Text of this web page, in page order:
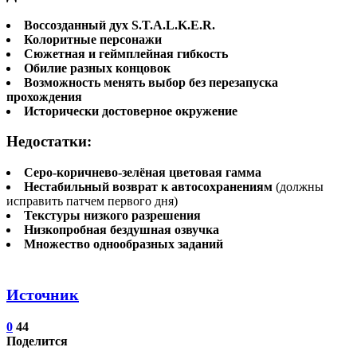
Воссозданный дух S.T.A.L.K.E.R.
Колоритные персонажи
Сюжетная и геймплейная гибкость
Обилие разных концовок
Возможность менять выбор без перезапуска
прохождения
Исторически достоверное окружение
Недостатки:
Серо-коричнево-зелёная цветовая гамма
Нестабильный возврат к автосохранениям (должны
исправить патчем первого дня)
Текстуры низкого разрешения
Низкопробная бездушная озвучка
Множество однообразных заданий
Источник
0 44
Поделится